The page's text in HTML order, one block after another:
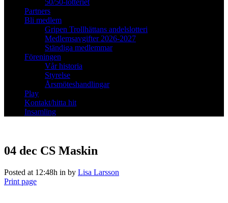
50/50-lotteriet
Partners
Bli medlem
Gripen Trollhättans andelslotteri
Medlemsavgifter 2026-2027
Ständiga medlemmar
Föreningen
Vår historia
Styrelse
Årsmöteshandlingar
Play
Kontakt/hitta hit
Insamling
04 dec CS Maskin
Posted at 12:48h in by Lisa Larsson
Print page